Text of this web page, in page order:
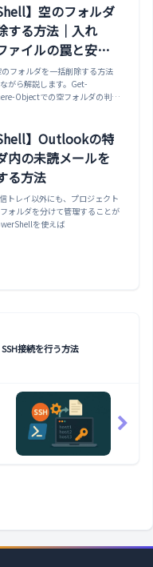
】空のフォルダ
する方法｜入れ
ァイルの罠と安全
フォルダを一括削除する方法
がら解説します。Get-
Objectでの空フォルダの判
を-WhatIfで安全に確認する手
える完成版スクリプトまで整理
】Outlookの特
内の未読メールを
る方法
トレイ以外にも、プロジェクト
ォルダを分けて管理することが
を使えば
接続を行う方法